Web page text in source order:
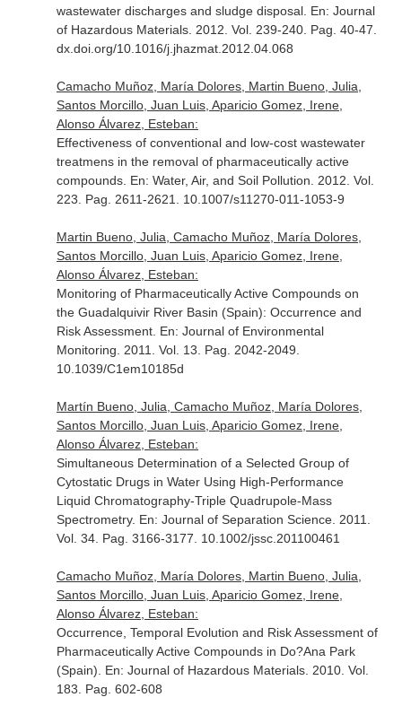
wastewater discharges and sludge disposal. En: Journal
of Hazardous Materials. 2012. Vol. 239-240. Pag. 40-47.
dx.doi.org/10.1016/j.jhazmat.2012.04.068
Camacho Muñoz, María Dolores, Martin Bueno, Julia,
Santos Morcillo, Juan Luis, Aparicio Gomez, Irene,
Alonso Álvarez, Esteban:
Effectiveness of conventional and low-cost wastewater
treatmens in the removal of pharmaceutically active
compounds. En: Water, Air, and Soil Pollution . 2012. Vol.
223. Pag. 2611-2621. 10.1007/s11270-011-1053-9
Martin Bueno, Julia, Camacho Muñoz, María Dolores,
Santos Morcillo, Juan Luis, Aparicio Gomez, Irene,
Alonso Álvarez, Esteban:
Monitoring of Pharmaceutically Active Compounds on
the Guadalquivir River Basin (Spain): Occurrence and
Risk Assessment. En: Journal of Environmental
Monitoring . 2011. Vol. 13. Pag. 2042-2049.
10.1039/C1em10185d
Martín Bueno, Julia, Camacho Muñoz, María Dolores,
Santos Morcillo, Juan Luis, Aparicio Gomez, Irene,
Alonso Álvarez, Esteban:
Simultaneous Determination of a Selected Group of
Cytostatic Drugs in Water Using High-Performance
Liquid Chromatography-Triple Quadrupole-Mass
Spectrometry. En: Journal of Separation Science. 2011.
Vol. 34. Pag. 3166-3177. 10.1002/jssc.201100461
Camacho Muñoz, María Dolores, Martin Bueno, Julia,
Santos Morcillo, Juan Luis, Aparicio Gomez, Irene,
Alonso Álvarez, Esteban:
Occurrence, Temporal Evolution and Risk Assessment of
Pharmaceutically Active Compounds in Do?Ana Park
(Spain). En: Journal of Hazardous Materials. 2010. Vol.
183. Pag. 602-608